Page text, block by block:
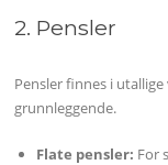
2. Pensler
Pensler finnes i
grunnleggende.
Flate pensler: For